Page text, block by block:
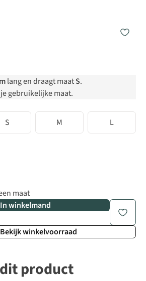
lang en draagt maatS.
gebruikelijke maat.
S M L
maat
In winkelmand
Bekijk winkelvoorraad
product